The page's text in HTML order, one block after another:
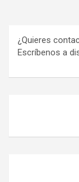
¿Quieres
Escríbenos a